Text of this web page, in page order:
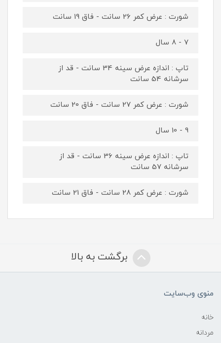
شورت : عرض کمر 26 سانت - فاق 19 سانت
7 - 8 سال
تاپ : اندازه عرض سینه 34 سانت - قد از
سرشانه 54 سانت
شورت : عرض کمر 27 سانت - فاق 20 سانت
9 - 10 سال
تاپ : اندازه عرض سینه 36 سانت - قد از
سرشانه 57 سانت
شورت : عرض کمر 28 سانت - فاق 21 سانت
برگشت به بالا
منوی وب‌سایت
خانه
مردانه